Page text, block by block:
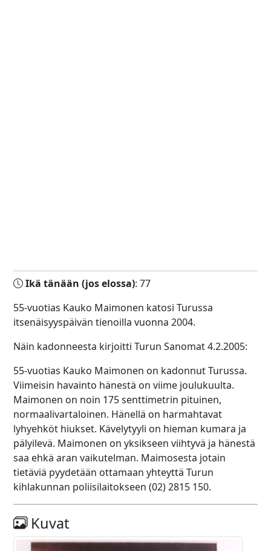
Ikä tänään (jos elossa): 77
55-vuotias Kauko Maimonen katosi Turussa
itsenäisyyspäivän tienoilla vuonna 2004.
Näin kadonneesta kirjoitti Turun Sanomat 4.2.2005:
55-vuotias Kauko Maimonen on kadonnut Turussa.
Viimeisin havainto hänestä on viime joulukuulta.
Maimonen on noin 175 senttimetrin pituinen,
normaalivartaloinen. Hänellä on harmahtavat
lyhyehköt hiukset. Kävelytyyli on hieman kumara ja
pälyilevä. Maimonen on yksikseen viihtyvä ja hänestä
saa ehkä aran vaikutelman. Maimosesta jotain
tietäviä pyydetään ottamaan yhteyttä Turun
kihlakunnan poliisilaitokseen (02) 2815 150.
Kuvat